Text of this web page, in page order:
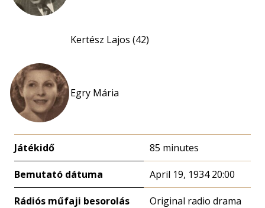
Kertész Lajos (42)
Egry Mária
Játékidő 85 minutes
Bemutató dátuma April 19, 1934 20:00
Rádiós műfaji besorolás Original radio drama